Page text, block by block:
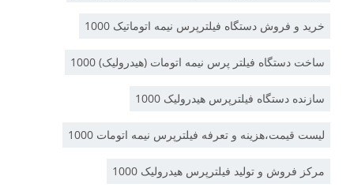
خرید و فروش دستگاه فیلترپرس نیمه اتوماتیک 1000
ساخت دستگاه فیلتر پرس نیمه اتومات (هیدرولیک) 1000
سازنده دستگاه فیلترپرس هیدرولیک 1000
لیست قیمت،هزینه و تعرفه فیلترپرس نیمه اتومات 1000
مرکز فروش و تولید فیلترپرس هیدرولیک 1000